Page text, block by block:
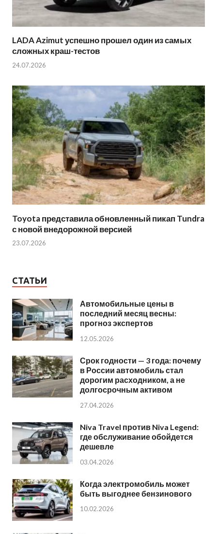
LADA Azimut успешно прошел один из самых
сложных краш-тестов
24.07.2026
Toyota представила обновленный пикап Tundra
с новой внедорожной версией
23.07.2026
СТАТЬИ
Автомобильные цены в
последний месяц весны:
прогноз экспертов
12.05.2026
Срок годности — 3 года: почему
в России автомобиль стал
дорогим расходником, а не
долгосрочным активом
27.04.2026
Niva Travel против Niva Legend:
где обслуживание обойдется
дешевле
03.04.2026
Когда электромобиль может
быть выгоднее бензинового
10.02.2026